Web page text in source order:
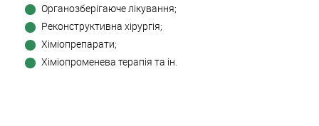
Органозберігаюче лікування;
Реконструктивна хірургія;
Хіміопрепарати;
Хіміопроменева терапія та ін.